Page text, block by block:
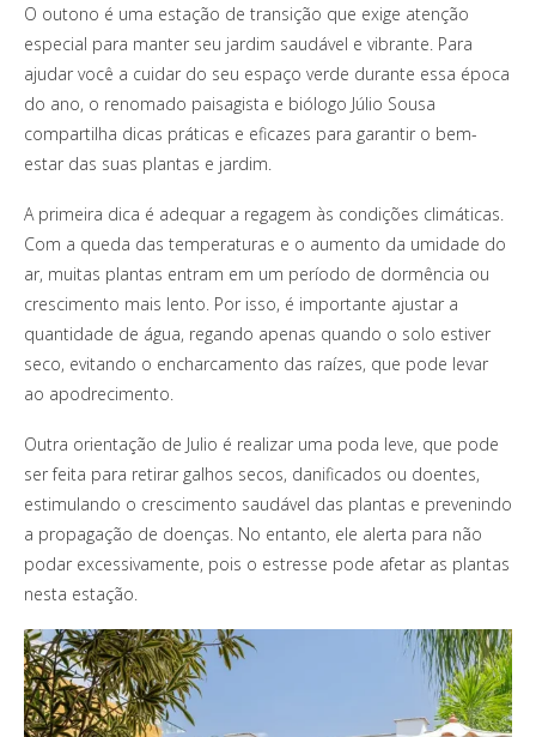
O outono é uma estação de transição que exige atenção
especial para manter seu jardim saudável e vibrante. Para
ajudar você a cuidar do seu espaço verde durante essa época
do ano, o renomado paisagista e biólogo Júlio Sousa
compartilha dicas práticas e eficazes para garantir o bem-
estar das suas plantas e jardim.
A primeira dica é adequar a regagem às condições climáticas.
Com a queda das temperaturas e o aumento da umidade do
ar, muitas plantas entram em um período de dormência ou
crescimento mais lento. Por isso, é importante ajustar a
quantidade de água, regando apenas quando o solo estiver
seco, evitando o encharcamento das raízes, que pode levar
ao apodrecimento.
Outra orientação de Julio é realizar uma poda leve, que pode
ser feita para retirar galhos secos, danificados ou doentes,
estimulando o crescimento saudável das plantas e prevenindo
a propagação de doenças. No entanto, ele alerta para não
podar excessivamente, pois o estresse pode afetar as plantas
nesta estação.